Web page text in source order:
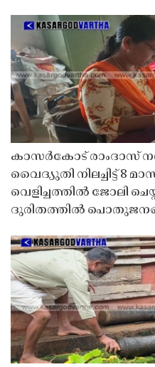
കാസർകോട് രാംദാസ്
വൈദ്യുതി നിലച്ചിട്ട് 8
വെളിച്ചത്തിൽ ജോലി
ദുരിതത്തിൽ